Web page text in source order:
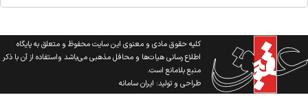
کلیه حقوق مادی و معنوی این سایت محفوظ و متعلق به پایگاه
اطلاع رسانی هیات‌ها و محافل مذهبی می‌باشد واستفاده از آن با ذکر
منبع بلامانع است.
طراحی و تولید:ایران سامانه